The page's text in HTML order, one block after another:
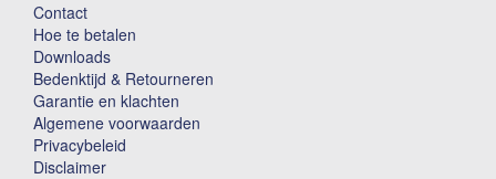
Contact
Hoe te betalen
Downloads
Bedenktijd & Retourneren
Garantie en klachten
Algemene voorwaarden
Privacybeleid
Disclaimer